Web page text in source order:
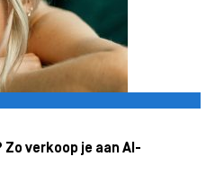
verkoop je aan AI-